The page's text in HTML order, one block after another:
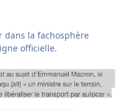
dans la fachosphère
officielle.